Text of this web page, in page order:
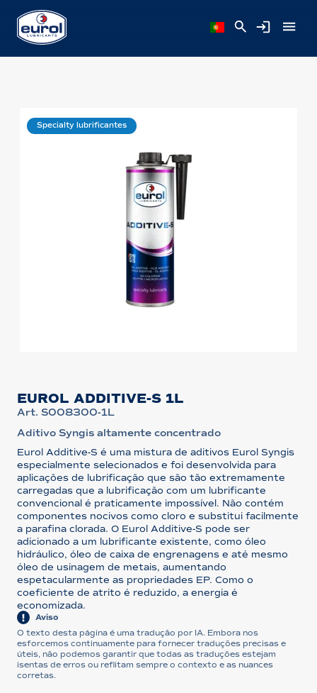
EUROL ADDITIVE-S 1L
Art. S008300-1L
Aditivo Syngis altamente concentrado
Eurol Additive-S é uma mistura de aditivos Eurol Syngis
especialmente selecionados e foi desenvolvida para
aplicações de lubrificação que são tão extremamente
carregadas que a lubrificação com um lubrificante
convencional é praticamente impossível. Não contém
componentes nocivos como cloro e substitui facilmente
a parafina clorada. O Eurol Additive-S pode ser
adicionado a um lubrificante existente, como óleo
hidráulico, óleo de caixa de engrenagens e até mesmo
óleo de usinagem de metais, aumentando
espetacularmente as propriedades EP. Como o
coeficiente de atrito é reduzido, a energia é
economizada.
Aviso
O texto desta página é uma tradução por IA. Embora nos
esforcemos continuamente para fornecer traduções precisas e
úteis, não podemos garantir que todas as traduções estejam
isentas de erros ou reflitam sempre o contexto e as nuances
corretas.
Specialty lubrificantes